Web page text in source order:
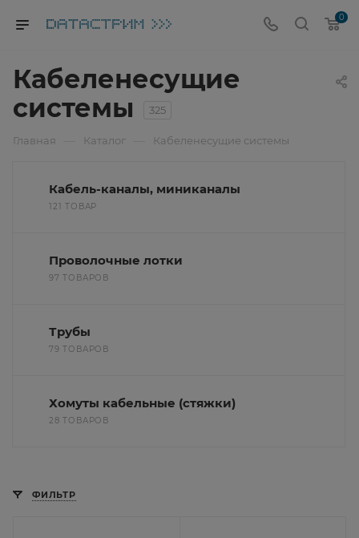
0
Кабеленесущие
системы
325
Главная Каталог Кабеленесущие системы
Кабель-каналы, миниканалы
121 ТОВАР
Проволочные лотки
97 ТОВАРОВ
Трубы
79 ТОВАРОВ
Хомуты кабельные (стяжки)
28 ТОВАРОВ
ФИЛЬТР